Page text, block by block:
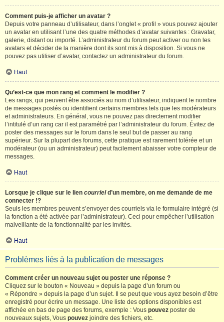
Comment puis-je afficher un avatar ?
Depuis votre panneau d’utilisateur, dans l’onglet « profil » vous pouvez ajouter
un avatar en utilisant l’une des quatre méthodes d’avatar suivantes : Gravatar,
galerie, distant ou importé. L’administrateur du forum peut activer ou non les
avatars et décider de la manière dont ils sont mis à disposition. Si vous ne
pouvez pas utiliser d’avatar, contactez un administrateur du forum.
Haut
Qu’est-ce que mon rang et comment le modifier ?
Les rangs, qui peuvent être associés au nom d’utilisateur, indiquent le nombre
de messages postés ou identifient certains membres tels que les modérateurs
et administrateurs. En général, vous ne pouvez pas directement modifier
l’intitulé d’un rang car il est paramétré par l’administrateur du forum. Évitez de
poster des messages sur le forum dans le seul but de passer au rang
supérieur. Sur la plupart des forums, cette pratique est rarement tolérée et un
modérateur (ou un administrateur) peut facilement abaisser votre compteur de
messages.
Haut
Lorsque je clique sur le lien courrield’un membre, on me demande de me
connecter !?
Seuls les membres peuvent s’envoyer des courriels via le formulaire intégré (si
la fonction a été activée par l’administrateur). Ceci pour empêcher l’utilisation
malveillante de la fonctionnalité par les invités.
Haut
Problèmes liés à la publication de messages
Comment créer un nouveau sujet ou poster une réponse ?
Cliquez sur le bouton « Nouveau » depuis la page d’un forum ou
« Répondre » depuis la page d’un sujet. Il se peut que vous ayez besoin d’être
enregistré pour écrire un message. Une liste des options disponibles est
affichée en bas de page des forums, exemple : Vous pouvez poster de
nouveaux sujets, Vous pouvez joindre des fichiers, etc.